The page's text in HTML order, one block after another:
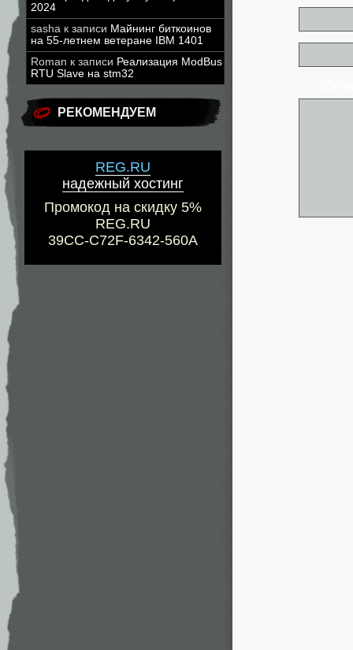
2024
sasha к записи Майнинг биткоинов
на 55-летнем ветеране IBM 1401
Roman к записи Реализация ModBus
RTU Slave на stm32
РЕКОМЕНДУЕМ
REG.RU
надежный хостинг
Промокод на скидку 5%
REG.RU
39CC-C72F-6342-560A